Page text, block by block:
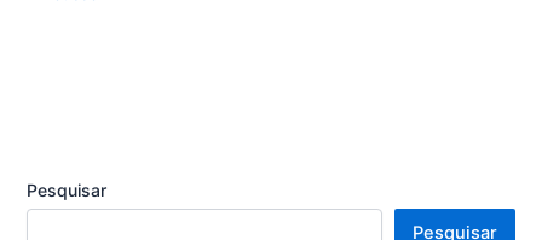
Pesquisar
Pesquisar